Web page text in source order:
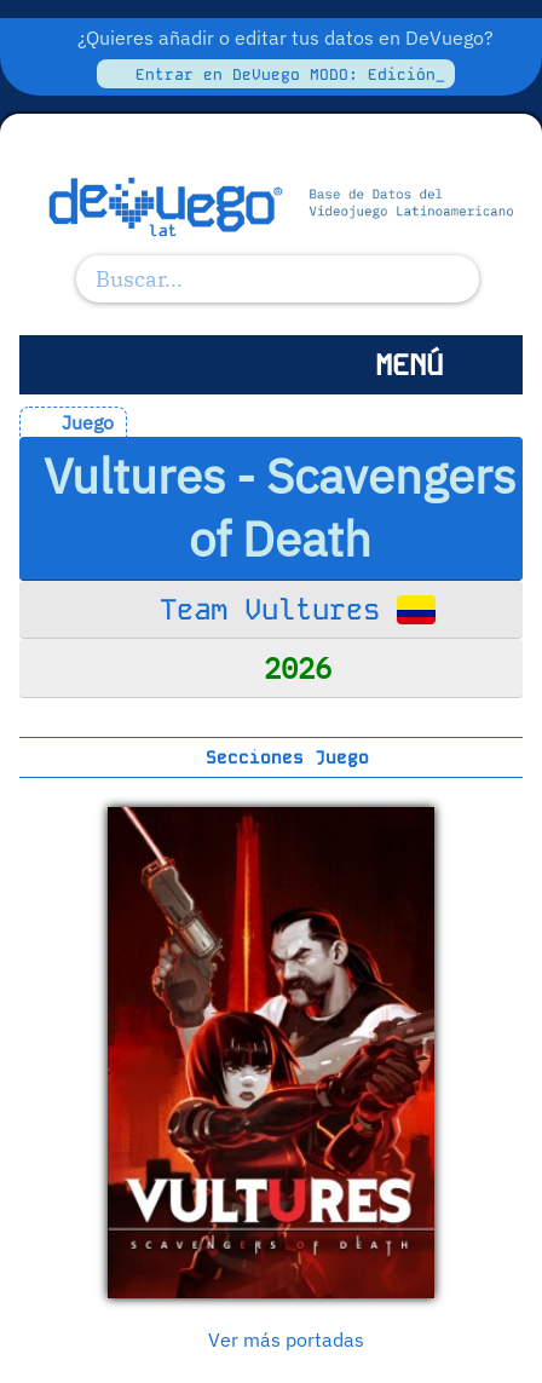
¿Quieres añadir o editar tus datos en DeVuego?
Entrar en DeVuego MODO: Edición_
MENÚ
Juego
Vultures - Scavengers
of Death
Team Vultures
2026
Secciones Juego
Ver más portadas